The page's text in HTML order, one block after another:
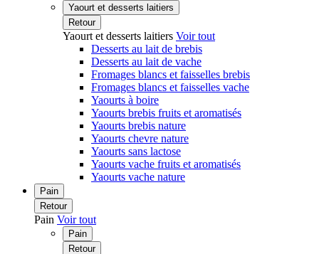
Yaourt et desserts laitiers
Retour
Yaourt et desserts laitiers Voir tout
Desserts au lait de brebis
Desserts au lait de vache
Fromages blancs et faisselles brebis
Fromages blancs et faisselles vache
Yaourts à boire
Yaourts brebis fruits et aromatisés
Yaourts brebis nature
Yaourts chevre nature
Yaourts sans lactose
Yaourts vache fruits et aromatisés
Yaourts vache nature
Pain
Retour
Pain Voir tout
Pain
Retour